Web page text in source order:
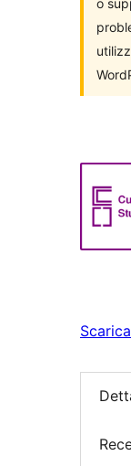
o
Scarica